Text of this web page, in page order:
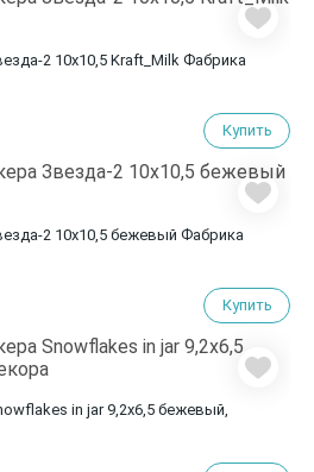
2 10x10,5 Kraft_Milk Фабрика
Купить
2 10x10,5 бежевый Фабрика
Купить
in jar 9,2х6,5 бежевый,